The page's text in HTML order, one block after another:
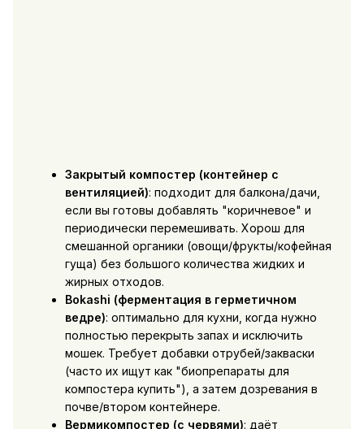
Закрытый компостер (контейнер с
вентиляцией): подходит для балкона/дачи,
если вы готовы добавлять "коричневое" и
периодически перемешивать. Хорош для
смешанной органики (овощи/фрукты/кофейная
гуща) без большого количества жидких и
жирных отходов.
Bokashi (ферментация в герметичном
ведре): оптимально для кухни, когда нужно
полностью перекрыть запах и исключить
мошек. Требует добавки отрубей/закваски
(часто их ищут как "биопрепараты для
компостера купить"), а затем дозревания в
почве/втором контейнере.
Вермикомпостер (с червями): даёт